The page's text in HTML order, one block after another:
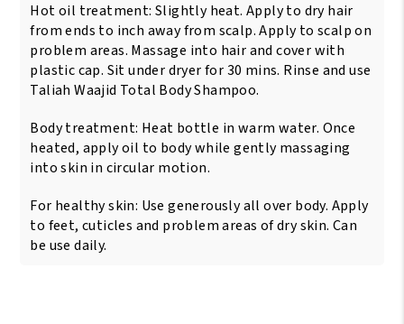
Hot oil treatment: Slightly heat. Apply to dry hair
from ends to inch away from scalp. Apply to scalp on
problem areas. Massage into hair and cover with
plastic cap. Sit under dryer for 30 mins. Rinse and use
Taliah Waajid Total Body Shampoo.
Body treatment: Heat bottle in warm water. Once
heated, apply oil to body while gently massaging
into skin in circular motion.
For healthy skin: Use generously all over body. Apply
to feet, cuticles and problem areas of dry skin. Can
be use daily.